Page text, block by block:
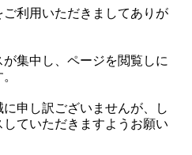
利用いただきましてありが
集中し、ページを閲覧しに
申し訳ございませんが、し
ていただきますようお願い